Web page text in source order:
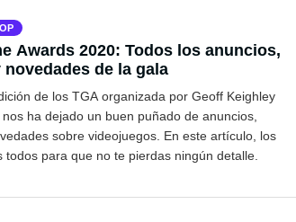
Awards 2020: Todos los anuncios,
de la gala
de los TGA organizada por Geoff Keighley
ha dejado un buen puñado de anuncios,
sobre videojuegos. En este artículo, los
todos para que no te pierdas ningún detalle.